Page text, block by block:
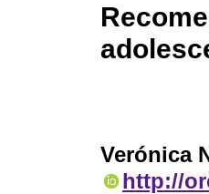
Verónica
http://